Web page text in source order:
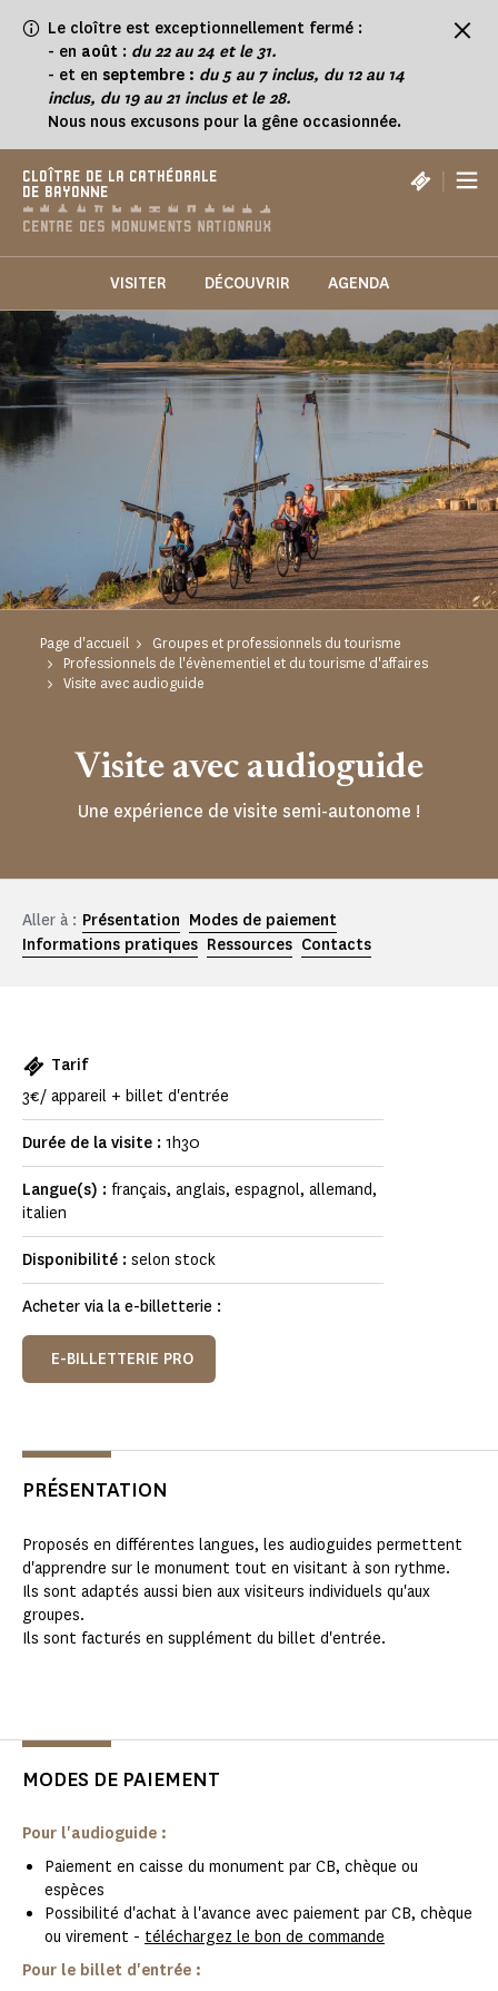
Le cloître est exceptionnellement fermé :
- en août : du 22 au 24 et le 31.
- et en septembre : du 5 au 7 inclus, du 12 au 14
inclus, du 19 au 21 inclus et le 28.
Nous nous excusons pour la gêne occasionnée.
CLOÎTRE DE LA CATHÉDRALE
DE BAYONNE
|
VISITER DÉCOUVRIR AGENDA
Page d'accueil
Groupes et professionnels du tourisme
Professionnels de l'évènementiel et du tourisme d'affaires
Visite avec audioguide
Visite avec audioguide
Une expérience de visite semi-autonome !
Aller à : Présentation Modes de paiement
Informations pratiques Ressources Contacts
Tarif
3€/ appareil + billet d'entrée
Durée de la visite : 1h30
Langue(s) : français, anglais, espagnol, allemand,
italien
Disponibilité : selon stock
Acheter via la e-billetterie :
E-BILLETTERIE PRO
PRÉSENTATION
Proposés en différentes langues, les audioguides permettent
d'apprendre sur le monument tout en visitant à son rythme.
Ils sont adaptés aussi bien aux visiteurs individuels qu'aux
groupes.
Ils sont facturés en supplément du billet d'entrée.
MODES DE PAIEMENT
Pour l'audioguide :
Paiement en caisse du monument par CB, chèque ou
espèces
Possibilité d'achat à l'avance avec paiement par CB, chèque
ou virement - téléchargez le bon de commande
Pour le billet d'entrée :